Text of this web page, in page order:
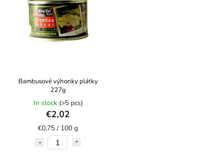
Alphabetically
Bambusové výhonky plátky
227g
In stock (>5 pcs)
€2,02
€0,75 / 100 g